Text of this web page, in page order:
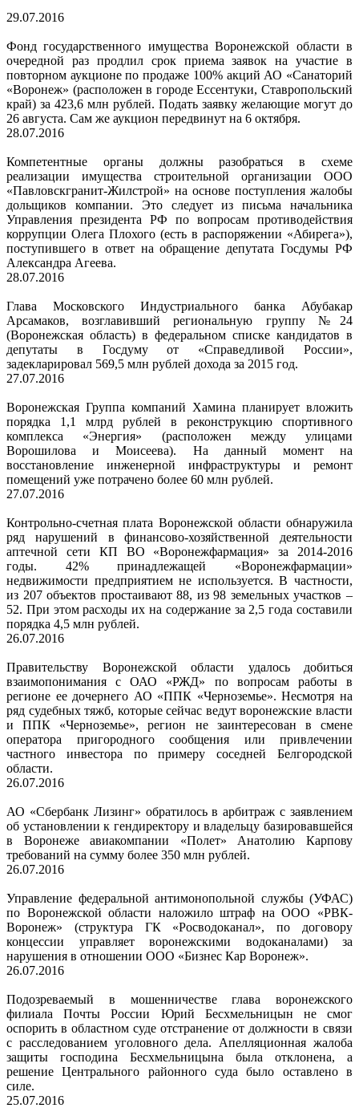
29.07.2016
Фонд государственного имущества Воронежской области в
очередной раз продлил срок приема заявок на участие в
повторном аукционе по продаже 100% акций АО «Санаторий
«Воронеж» (расположен в городе Ессентуки, Ставропольский
край) за 423,6 млн рублей. Подать заявку желающие могут до
26 августа. Сам же аукцион передвинут на 6 октября.
28.07.2016
Компетентные органы должны разобраться в схеме
реализации имущества строительной организации ООО
«Павловскгранит-Жилстрой» на основе поступления жалобы
дольщиков компании. Это следует из письма начальника
Управления президента РФ по вопросам противодействия
коррупции Олега Плохого (есть в распоряжении «Абирега»),
поступившего в ответ на обращение депутата Госдумы РФ
Александра Агеева.
28.07.2016
Глава Московского Индустриального банка Абубакар
Арсамаков, возглавивший региональную группу №24
(Воронежская область) в федеральном списке кандидатов в
депутаты в Госдуму от «Справедливой России»,
задекларировал 569,5 млн рублей дохода за 2015 год.
27.07.2016
Воронежская Группа компаний Хамина планирует вложить
порядка 1,1 млрд рублей в реконструкцию спортивного
комплекса «Энергия» (расположен между улицами
Ворошилова и Моисеева). На данный момент на
восстановление инженерной инфраструктуры и ремонт
помещений уже потрачено более 60 млн рублей.
27.07.2016
Контрольно-счетная плата Воронежской области обнаружила
ряд нарушений в финансово-хозяйственной деятельности
аптечной сети КП ВО «Воронежфармация» за 2014-2016
годы. 42% принадлежащей «Воронежфармации»
недвижимости предприятием не используется. В частности,
из 207 объектов простаивают 88, из 98 земельных участков –
52. При этом расходы их на содержание за 2,5 года составили
порядка 4,5 млн рублей.
26.07.2016
Правительству Воронежской области удалось добиться
взаимопонимания с ОАО «РЖД» по вопросам работы в
регионе ее дочернего АО «ППК «Черноземье». Несмотря на
ряд судебных тяжб, которые сейчас ведут воронежские власти
и ППК «Черноземье», регион не заинтересован в смене
оператора пригородного сообщения или привлечении
частного инвестора по примеру соседней Белгородской
области.
26.07.2016
АО «Сбербанк Лизинг» обратилось в арбитраж с заявлением
об установлении к гендиректору и владельцу базировавшейся
в Воронеже авиакомпании «Полет» Анатолию Карпову
требований на сумму более 350 млн рублей.
26.07.2016
Управление федеральной антимонопольной службы (УФАС)
по Воронежской области наложило штраф на ООО «РВК-
Воронеж» (структура ГК «Росводоканал», по договору
концессии управляет воронежскими водоканалами) за
нарушения в отношении ООО «Бизнес Кар Воронеж».
26.07.2016
Подозреваемый в мошенничестве глава воронежского
филиала Почты России Юрий Бесхмельницын не смог
оспорить в областном суде отстранение от должности в связи
с расследованием уголовного дела. Апелляционная жалоба
защиты господина Бесхмельницына была отклонена, а
решение Центрального районного суда было оставлено в
силе.
25.07.2016